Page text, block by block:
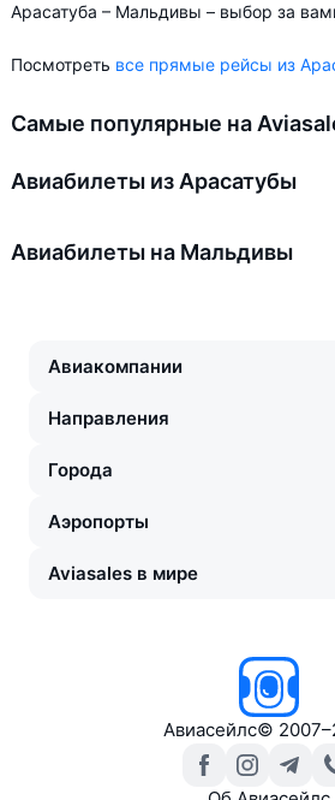
Арасатуба – Мальдивы – выбор за
Посмотреть все прямые рейсы из
Самые популярные на
Авиабилеты из Арасатубы
Авиабилеты на Мальдивы
Авиакомпании
Направления
Города
Аэропорты
Aviasales в мире
Авиасейлс©